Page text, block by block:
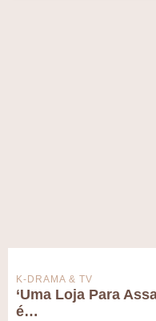
K-DRAMA & TV
‘Uma Loja Para
é…